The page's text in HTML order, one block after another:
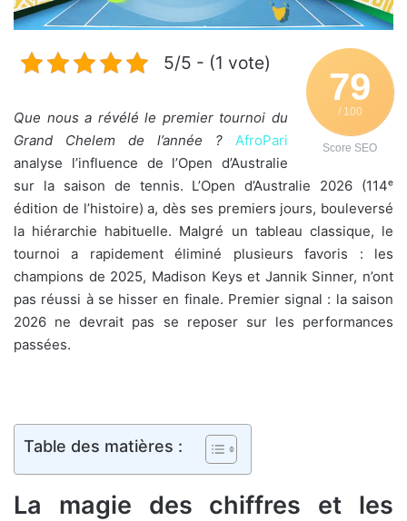
79
/ 100
Score SEO
5/5 - (1 vote)
Que nous a révélé le premier tournoi du
Grand Chelem de l’année ?
AfroPari
analyse l’influence de l’Open d’Australie
sur la saison de tennis. L’Open d’Australie 2026 (114ᵉ
édition de l’histoire) a, dès ses premiers jours, bouleversé
la hiérarchie habituelle. Malgré un tableau classique, le
tournoi a rapidement éliminé plusieurs favoris : les
champions de 2025, Madison Keys et Jannik Sinner, n’ont
pas réussi à se hisser en finale. Premier signal : la saison
2026 ne devrait pas se reposer sur les performances
passées.
Table des matières :
La magie des chiffres et les